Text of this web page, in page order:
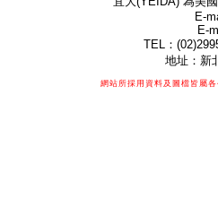
E-
E-
TEL：
地址：新
網站所採用資料及圖檔皆屬